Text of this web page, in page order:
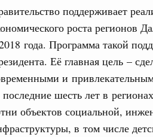
поддерживает
роста регионов
года. Программа такой
Её главная цель –
и
последние шесть лет в
объектов социальной,
в том числе
промышленной политики
Ярославскую
субъектов Федерации.
15 объектов
и обновили
кредитам
сельских территорий